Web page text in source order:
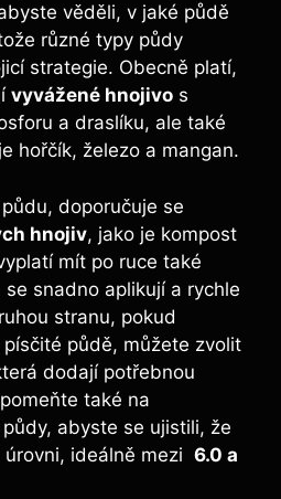
‍věděli, v jaké půdě
různé typy půdy
strategie.​ Obecně platí,
vyvážené hnojivo s
⁤a draslíku,‍ ale také
hořčík, železo a mangan.
doporučuje se
hnojiv, jako je kompost
mít‌ po ruce také
snadno aplikují a rychle
stranu,⁢ pokud
půdě, můžete zvolit
dodají potřebnou
také na⁣
abyste se ujistili, že
ideálně mezi
6.0 a